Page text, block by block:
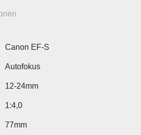
Canon EF-S
Autofokus
12-24mm
1:4,0
77mm